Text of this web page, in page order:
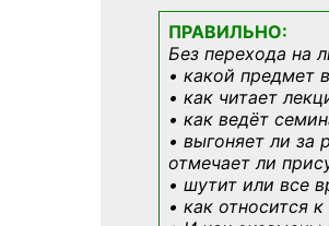
ПРАВИЛЬНО:
Без перехода на
• какой предмет
• как читает
• как ведёт
• выгоняет ли за
отмечает ли
• шутит или все
• как относится